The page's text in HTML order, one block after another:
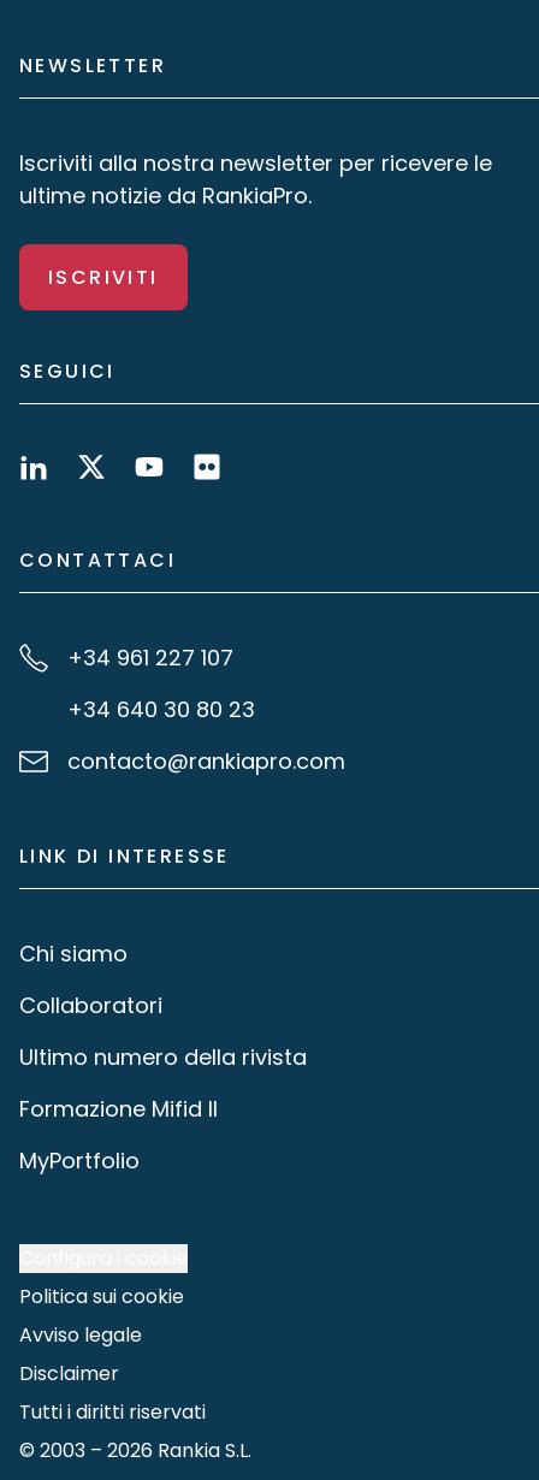
NEWSLETTER
Iscriviti alla nostra newsletter per ricevere le
ultime notizie da RankiaPro.
ISCRIVITI
SEGUICI
CONTATTACI
+34 961 227 107
+34 640 30 80 23
contacto@rankiapro.com
LINK DI INTERESSE
Chi siamo
Collaboratori
Ultimo numero della rivista
Formazione Mifid II
MyPortfolio
Politica sui cookie
Avviso legale
Disclaimer
Tutti i diritti riservati
© 2003 – 2026 Rankia S.L.